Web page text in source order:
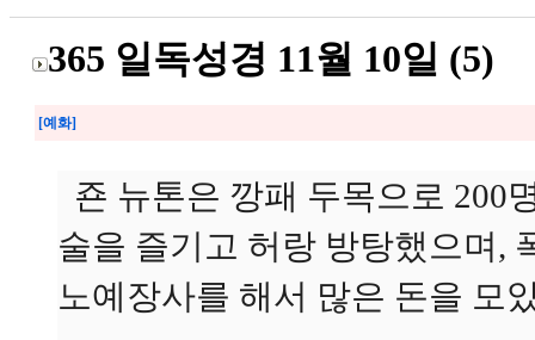
365 일독성경 11월 10일 (5)
[예화]
죤 뉴톤은 깡패 두목으로 200
술을 즐기고 허랑 방탕했으며,
노예장사를 해서 많은 돈을 모